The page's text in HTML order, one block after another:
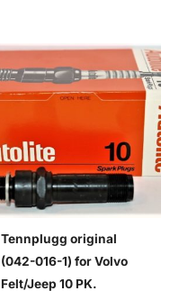
Tennplugg original
(042-016-1) for Volvo
Felt/Jeep 10 PK.